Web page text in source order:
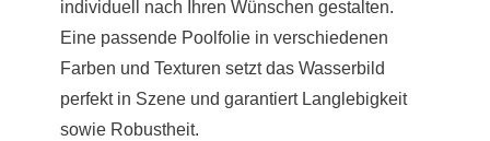
individuell nach Ihren Wünschen gestalten.
Eine passende Poolfolie in verschiedenen
Farben und Texturen setzt das Wasserbild
perfekt in Szene und garantiert Langlebigkeit
sowie Robustheit.